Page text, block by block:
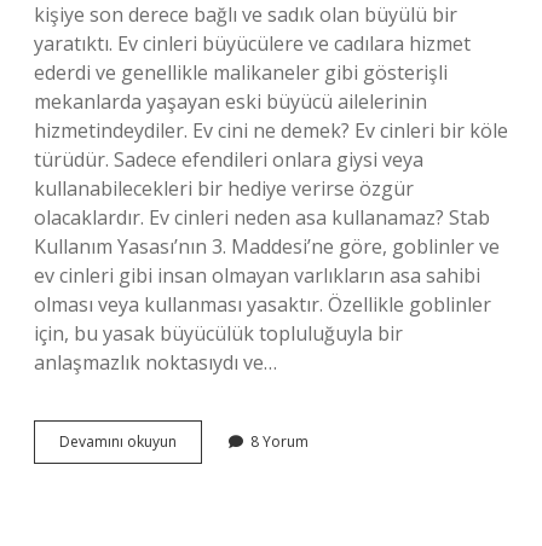
kişiye son derece bağlı ve sadık olan büyülü bir
yaratıktı. Ev cinleri büyücülere ve cadılara hizmet
ederdi ve genellikle malikaneler gibi gösterişli
mekanlarda yaşayan eski büyücü ailelerinin
hizmetindeydiler. Ev cini ne demek? Ev cinleri bir köle
türüdür. Sadece efendileri onlara giysi veya
kullanabilecekleri bir hediye verirse özgür
olacaklardır. Ev cinleri neden asa kullanamaz? Stab
Kullanım Yasası’nın 3. Maddesi’ne göre, goblinler ve
ev cinleri gibi insan olmayan varlıkların asa sahibi
olması veya kullanması yasaktır. Özellikle goblinler
için, bu yasak büyücülük topluluğuyla bir
anlaşmazlık noktasıydı ve…
Devamını okuyun
Cinleri
8 Yorum